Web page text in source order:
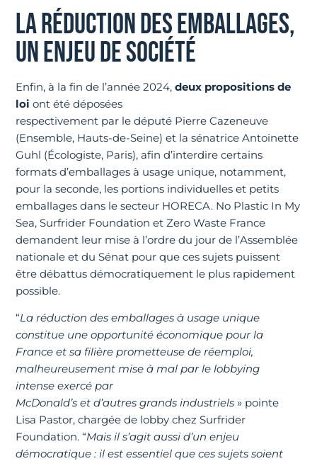
LA RÉDUCTION DES EMBALLAGES,
UN ENJEU DE SOCIÉTÉ
Enfin, à la fin de l’année 2024,deux propositions de
loi ont été déposées
respectivement par le député Pierre Cazeneuve
(Ensemble, Hauts-de-Seine) et la sénatrice Antoinette
Guhl (Écologiste, Paris), afin d’interdire certains
formats d’emballages à usage unique, notamment,
pour la seconde, les portions individuelles et petits
emballages dans le secteur HORECA. No Plastic In My
Sea, Surfrider Foundation et Zero Waste France
demandent leur mise à l’ordre du jour de l’Assemblée
nationale et du Sénat pour que ces sujets puissent
être débattus démocratiquement le plus rapidement
possible.
“La réduction des emballages à usage unique
constitue une opportunité économique pour la
France et sa filière prometteuse de réemploi,
malheureusement mise à mal par le lobbying
intense exercé par
McDonald’s et d’autres grands industriels » pointe
Lisa Pastor, chargée de lobby chez Surfrider
Foundation. “Mais il s’agit aussi d’un enjeu
démocratique : il est essentiel que ces sujets soient